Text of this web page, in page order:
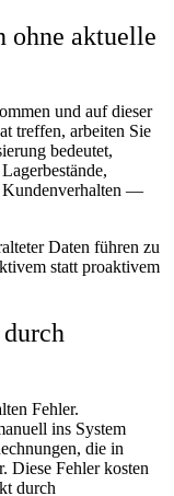
ohne aktuelle
und auf dieser
treffen, arbeiten Sie
bedeutet,
Kundenverhalten —
Daten führen zu
statt proaktivem
Fehler.
ins System
die in
Diese Fehler kosten
durch